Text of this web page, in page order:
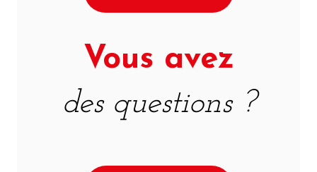
Vous avez
des questions ?